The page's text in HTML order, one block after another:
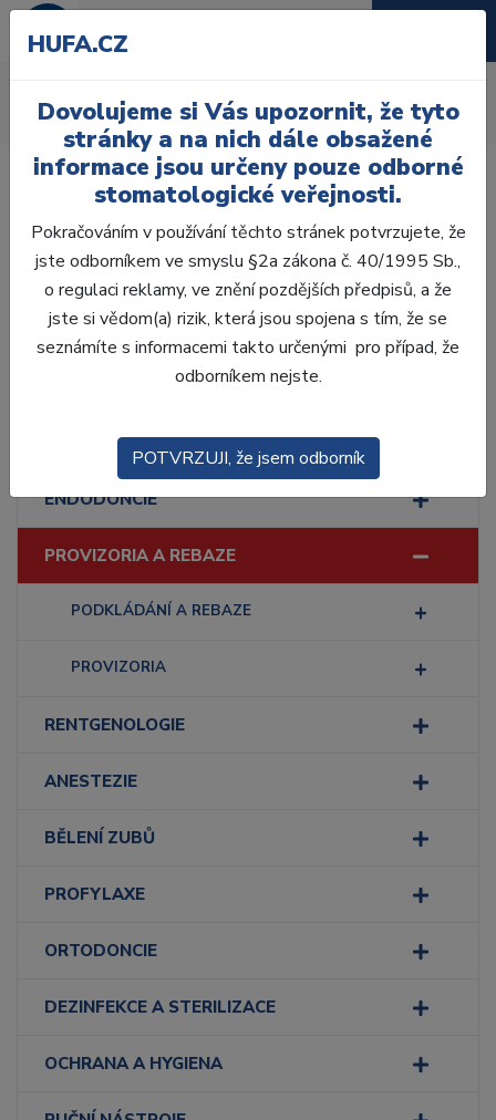
Úvod Ordinace Provizoria a rebaze
Laboratoř
Ordinace
ENDODONCIE
PROVIZORIA A REBAZE
PODKLÁDÁNÍ A REBAZE
PROVIZORIA
RENTGENOLOGIE
ANESTEZIE
BĚLENÍ ZUBŮ
PROFYLAXE
ORTODONCIE
DEZINFEKCE A STERILIZACE
OCHRANA A HYGIENA
HUFA.CZ
Dovolujeme si Vás upozornit, že tyto
stránky a na nich dále obsažené
informace jsou určeny pouze odborné
stomatologické veřejnosti.
Pokračováním v používání těchto stránek potvrzujete, že
jste odborníkem ve smyslu §2a zákona č. 40/1995 Sb.,
o regulaci reklamy, ve znění pozdějších předpisů, a že
jste si vědom(a) rizik, která jsou spojena s tím, že se
seznámíte s informacemi takto určenými pro případ, že
odborníkem nejste.
POTVRZUJI, že jsem odborník